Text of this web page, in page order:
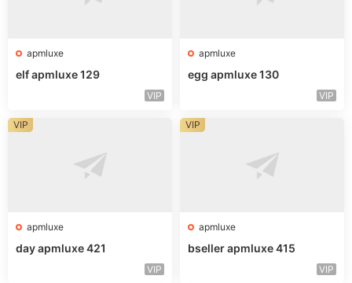
apmluxe
elf apmluxe 129
VIP
apmluxe
egg apmluxe 130
VIP
apmluxe
day apmluxe 421
VIP
VIP
apmluxe
bseller apmluxe 415
VIP
VIP